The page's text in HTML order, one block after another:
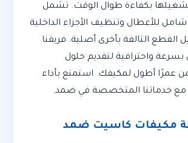
بكفاءة طوال الوقت. تشمل
للأعطال وتنظيف الأجزاء الداخلية
القطع التالفة بأخرى أصلية. فريقنا
واحترافية لتقديم حلول
عمرًا أطول لمكيفك. استمتع بأداء
مع خدماتنا المتخصصة في ضمد.
مكيفات كاسيت ضمد